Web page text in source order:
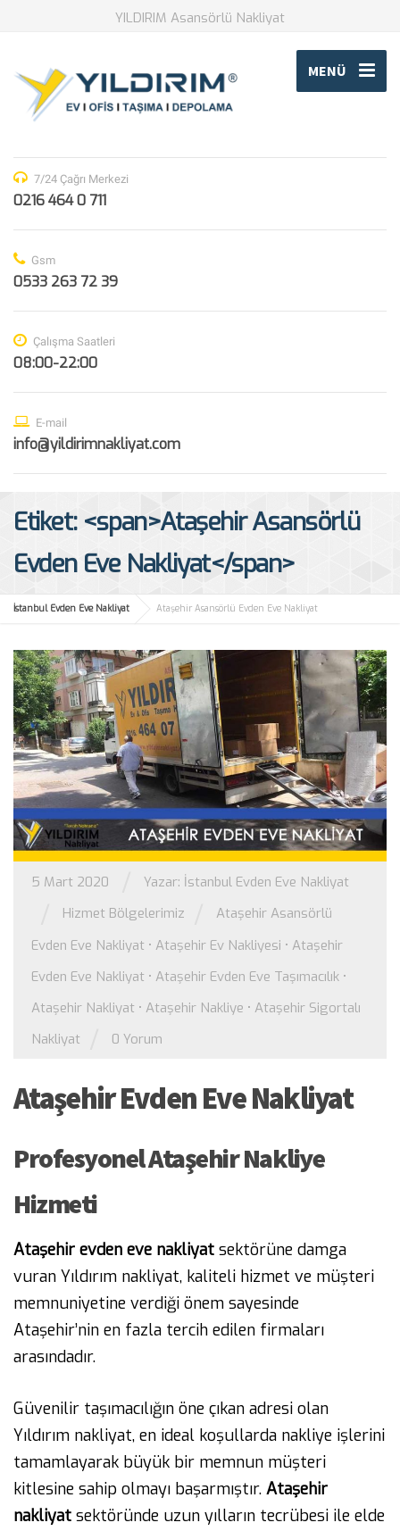
YILDIRIM Asansörlü Nakliyat
MENÜ
7/24 Çağrı Merkezi
0216 464 0 711
Gsm
0533 263 72 39
Çalışma Saatleri
08:00-22:00
E-mail
info@yildirimnakliyat.com
Etiket: <span>Ataşehir Asansörlü
Evden Eve Nakliyat</span>
İstanbul Evden Eve Nakliyat Ataşehir Asansörlü Evden Eve Nakliyat
5 Mart 2020 Yazar: İstanbul Evden Eve Nakliyat
Hizmet Bölgelerimiz
Ataşehir Asansörlü
Evden Eve Nakliyat • Ataşehir Ev Nakliyesi • Ataşehir
Evden Eve Nakliyat • Ataşehir Evden Eve Taşımacılık •
Ataşehir Nakliyat • Ataşehir Nakliye • Ataşehir Sigortalı
Nakliyat
0 Yorum
Ataşehir Evden Eve Nakliyat
Profesyonel Ataşehir Nakliye
Hizmeti
Ataşehir evden eve nakliyat sektörüne damga
vuran Yıldırım nakliyat, kaliteli hizmet ve müşteri
memnuniyetine verdiği önem sayesinde
Ataşehir’nin en fazla tercih edilen firmaları
arasındadır.
Güvenilir taşımacılığın öne çıkan adresi olan
Yıldırım nakliyat, en ideal koşullarda nakliye işlerini
tamamlayarak büyük bir memnun müşteri
kitlesine sahip olmayı başarmıştır. Ataşehir
nakliyat sektöründe uzun yılların tecrübesi ile elde